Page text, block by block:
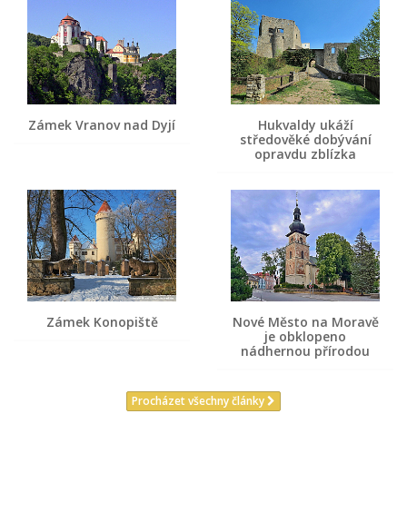
Zámek Vranov nad Dyjí
Hukvaldy ukáží
středověké dobývání
opravdu zblízka
Zámek Konopiště
Nové Město na Moravě
je obklopeno
nádhernou přírodou
Procházet všechny články